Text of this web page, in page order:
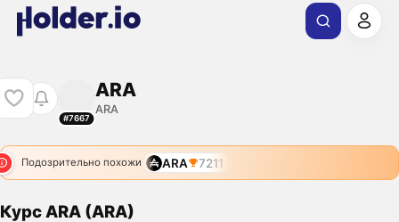
#7667
ARA
ARA
Подозрительно похожи ARA 7211
Курс ARA (ARA)